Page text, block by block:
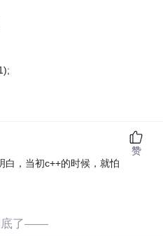
白，当初c++的时候，就怕
赞
了——